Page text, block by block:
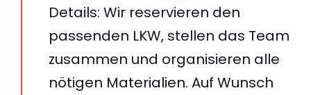
Details: Wir reservieren den
passenden LKW, stellen das Team
zusammen und organisieren alle
nötigen Materialien. Auf Wunsch